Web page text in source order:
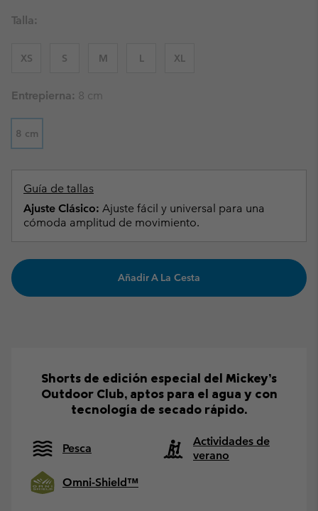
Talla:
XS S M L XL
Entrepierna: 8 cm
8 cm
Guía de tallas
Ajuste Clásico: Ajuste fácil y universal para una
cómoda amplitud de movimiento.
Añadir A La Cesta
Shorts de edición especial del Mickey’s
Outdoor Club, aptos para el agua y con
tecnología de secado rápido.
Pesca
Actividades de
verano
Omni-Shield™